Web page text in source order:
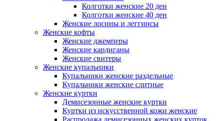
Колготки женские 20 ден
Колготки женские 40 ден
Женские лосины и леггинсы
Женские кофты
Женские джемперы
Женские кардиганы
Женские свитеры
Женские купальники
Купальники женские раздельные
Купальники женские слитные
Женские куртки
Демисезонные женские куртки
Куртки из искусственной кожи женские
Распродажа демисезонных женских курток